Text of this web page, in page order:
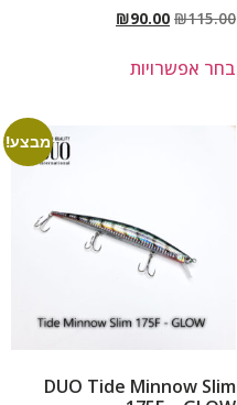
דורג
5.00
₪115.00
₪90.00
בחר אפשרויות
מבצע!
DUO Tide Minnow Slim